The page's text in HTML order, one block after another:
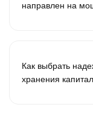
направлен на
Как выбрать
хранения